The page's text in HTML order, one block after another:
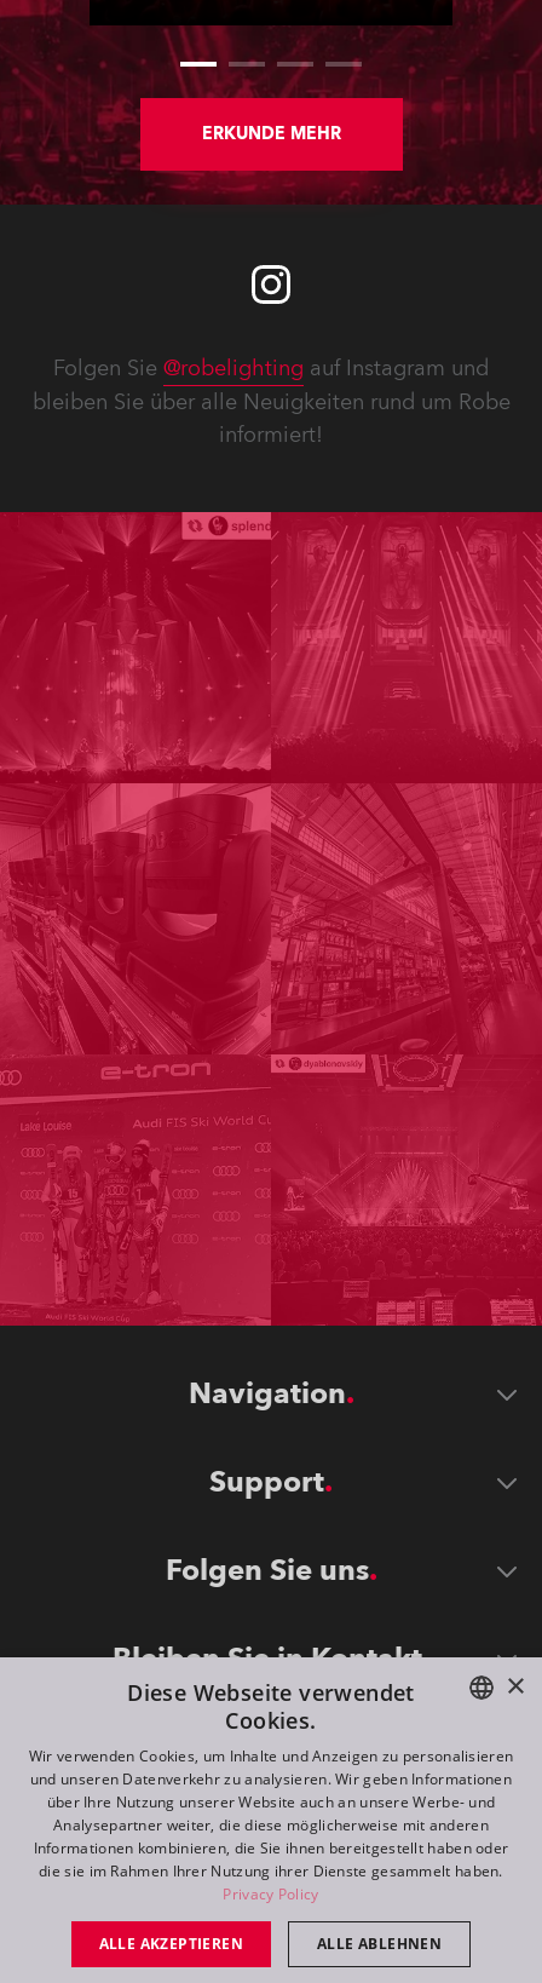
ERKUNDE MEHR
Folgen Sie @robelighting auf Instagram und
bleiben Sie über alle Neuigkeiten rund um Robe
informiert!
Navigation
Support
Folgen Sie uns
Bleiben Sie in Kontakt
©2026 ROBE lighting s.r.o.
All rights reserved. Created by
Switch to desktop mode
ENGLISH
FR
RU
×
Diese Webseite verwendet
Cookies.
Wir verwenden Cookies, um Inhalte und Anzeigen zu personalisieren
und unseren Datenverkehr zu analysieren. Wir geben Informationen
über Ihre Nutzung unserer Website auch an unsere Werbe- und
Analysepartner weiter, die diese möglicherweise mit anderen
Informationen kombinieren, die Sie ihnen bereitgestellt haben oder
die sie im Rahmen Ihrer Nutzung ihrer Dienste gesammelt haben.
Privacy Policy
ALLE AKZEPTIEREN ALLE ABLEHNEN